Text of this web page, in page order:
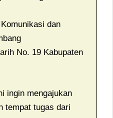
dan
No. 19 Kabupaten
ingin mengajukan
tempat tugas dari